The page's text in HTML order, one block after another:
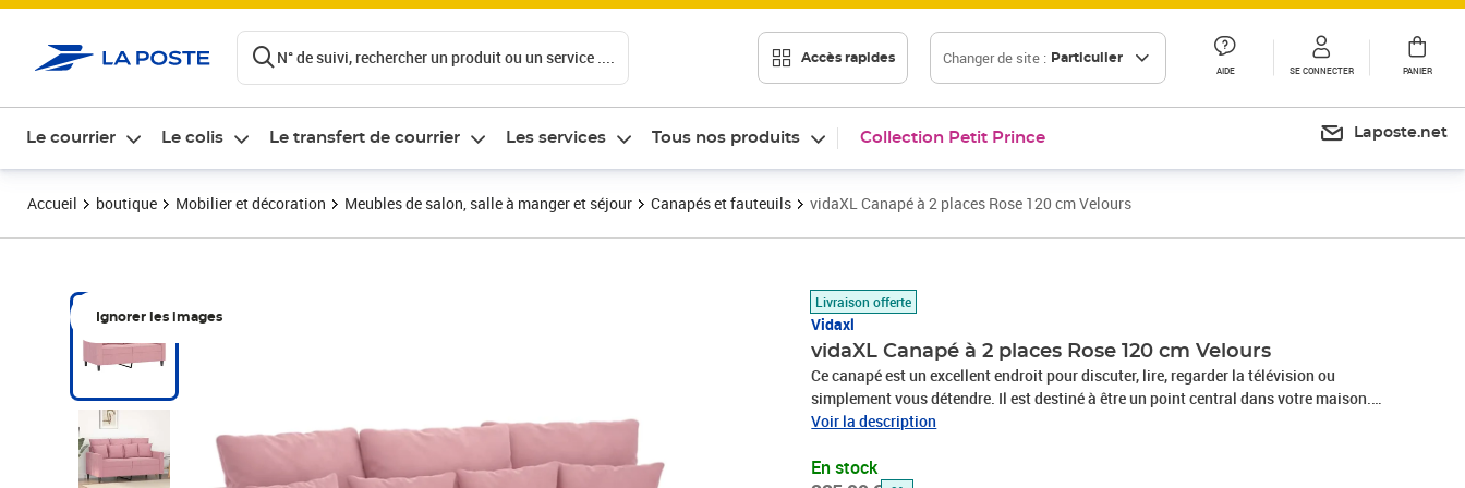
N° de suivi, rechercher un produit ou un service .... Accès rapides Changer de site : Particulier
AIDE SE CONNECTER PANIER
Le courrier Le colis Le transfert de courrier Les services Tous nos produits Collection Petit Prince Laposte.net
Accueil boutique Mobilier et décoration Meubles de salon, salle à manger et séjour Canapés et fauteuils vidaXL Canapé à 2 places Rose 120 cm Velours
Ignorer les images
Livraison offerte
Vidaxl
vidaXL Canapé à 2 places Rose 120 cm Velours
Ce canapé est un excellent endroit pour discuter, lire, regarder la télévision ou
simplement vous détendre. Il est destiné à être un point central dans votre maison.
Velours doux : le velours est un tissu doux et luxueux qui se reconnaît à son tas dense
un toucher doux distinctif, ce qui le rend confortable au toucher.Cadre robuste et
Voir la description
En stock
Prix barré 225,99 €
Prix 205,33€